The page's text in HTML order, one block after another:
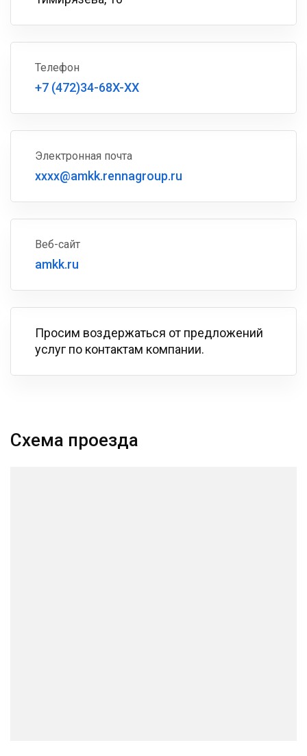
Телефон
+7 (472)34-68X-XX
Электронная почта
xxxx@amkk.rennagroup.ru
Веб-сайт
amkk.ru
Просим воздержаться от предложений
услуг по контактам компании.
Схема проезда